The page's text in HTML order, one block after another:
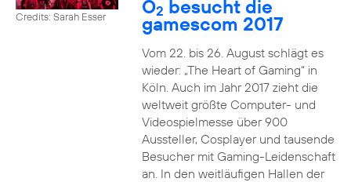
Credits: Sarah Esser O2 besucht die
gamescom 2017
Vom 22. bis 26. August schlägt es
wieder: „The Heart of Gaming“ in
Köln. Auch im Jahr 2017 zieht die
weltweit größte Computer- und
Videospielmesse über 900
Aussteller, Cosplayer und tausende
Besucher mit Gaming-Leidenschaft
an. In den weitläufigen Hallen der